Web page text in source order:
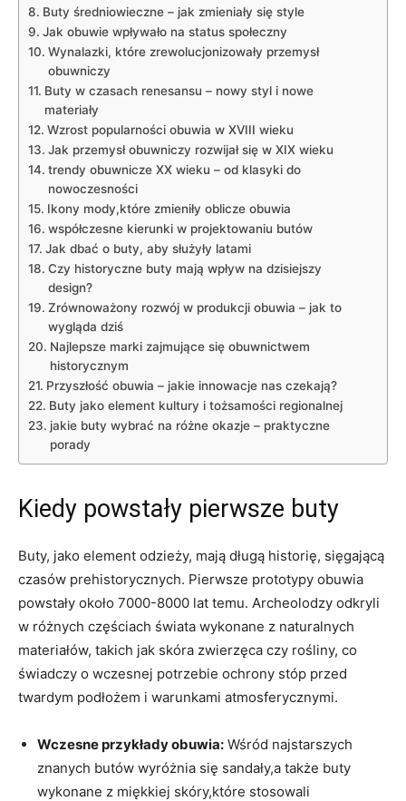
Buty średniowieczne⁢ – jak zmieniały się style
Jak obuwie ‍wpływało na status społeczny
Wynalazki, ‌które zrewolucjonizowały przemysł
obuwniczy
Buty ‍w czasach renesansu – nowy styl⁤ i nowe ​
materiały
Wzrost popularności obuwia w XVIII wieku
Jak przemysł obuwniczy rozwijał się w XIX wieku
trendy obuwnicze ⁢XX wieku ⁢– od klasyki do
nowoczesności
Ikony⁣ mody,które⁢ zmieniły ‌oblicze ⁣obuwia
współczesne kierunki ‍w projektowaniu butów
Jak dbać o⁤ buty, aby⁣ służyły latami
Czy historyczne ‌buty mają wpływ na⁢ dzisiejszy
design?
Zrównoważony rozwój w produkcji obuwia ‌– jak to
wygląda dziś
Najlepsze marki⁤ zajmujące się obuwnictwem
historycznym
Przyszłość obuwia – jakie innowacje nas‍ czekają?
Buty jako ⁣element⁢ kultury i tożsamości ‍regionalnej
jakie buty​ wybrać na różne⁤ okazje ​–⁣ praktyczne
porady
Kiedy ​powstały⁤ pierwsze buty
Buty, jako element⁣ odzieży,⁢ mają długą historię, sięgającą​
czasów prehistorycznych. Pierwsze prototypy obuwia
powstały około 7000-8000‍ lat⁣ temu. Archeolodzy ⁣odkryli⁣
w różnych częściach świata wykonane z naturalnych
materiałów, ‌takich jak skóra zwierzęca czy rośliny, co
świadczy o wczesnej potrzebie ochrony stóp‍ przed⁣
twardym⁣ podłożem i warunkami atmosferycznymi.
Wczesne⁢ przykłady ‌obuwia: Wśród najstarszych
‌znanych butów‌ wyróżnia się sandały,a ‍także buty
wykonane z miękkiej skóry,które stosowali